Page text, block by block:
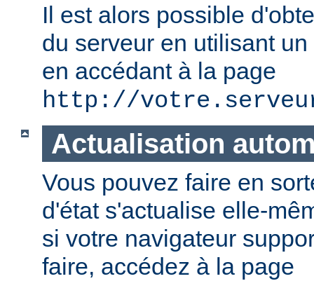
Il est alors possible
du serveur en utilisant
en accédant à la page
http://
Actualisation
Vous pouvez faire en
d'état s'actualise elle-
si votre navigateur
faire, accédez à la page